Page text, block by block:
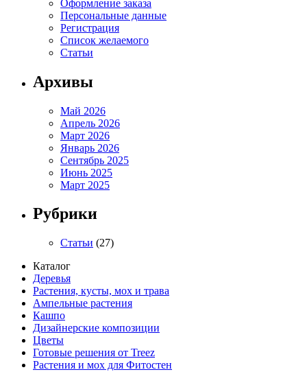
Оформление заказа
Персональные данные
Регистрация
Список желаемого
Статьи
Архивы
Май 2026
Апрель 2026
Март 2026
Январь 2026
Сентябрь 2025
Июнь 2025
Март 2025
Рубрики
Статьи (27)
Каталог
Деревья
Растения, кусты, мох и трава
Ампельные растения
Кашпо
Дизайнерские композиции
Цветы
Готовые решения от Treez
Растения и мох для Фитостен